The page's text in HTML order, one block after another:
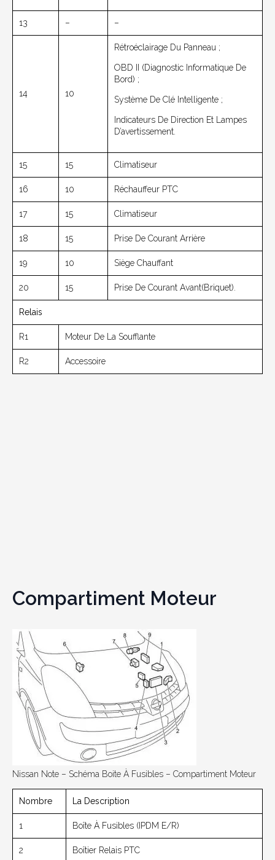
13 – –
14 10
Rétroéclairage Du Panneau ;
OBD II (diagnostic Informatique De
Bord) ;
Système De Clé Intelligente ;
Indicateurs De Direction Et Lampes
D’avertissement.
15 15 Climatiseur
16 10 Réchauffeur PTC
17 15 Climatiseur
18 15 Prise De Courant Arrière
19 10 Siège Chauffant
20 15 Prise De Courant Avant(briquet).
Relais
R1 Moteur De La Soufflante
R2 Accessoire
Compartiment Moteur
Nissan Note – Schéma Boite À Fusibles – Compartiment Moteur
Nombre La Description
1 Boîte À Fusibles (IPDM E/R)
2 Boîtier Relais PTC